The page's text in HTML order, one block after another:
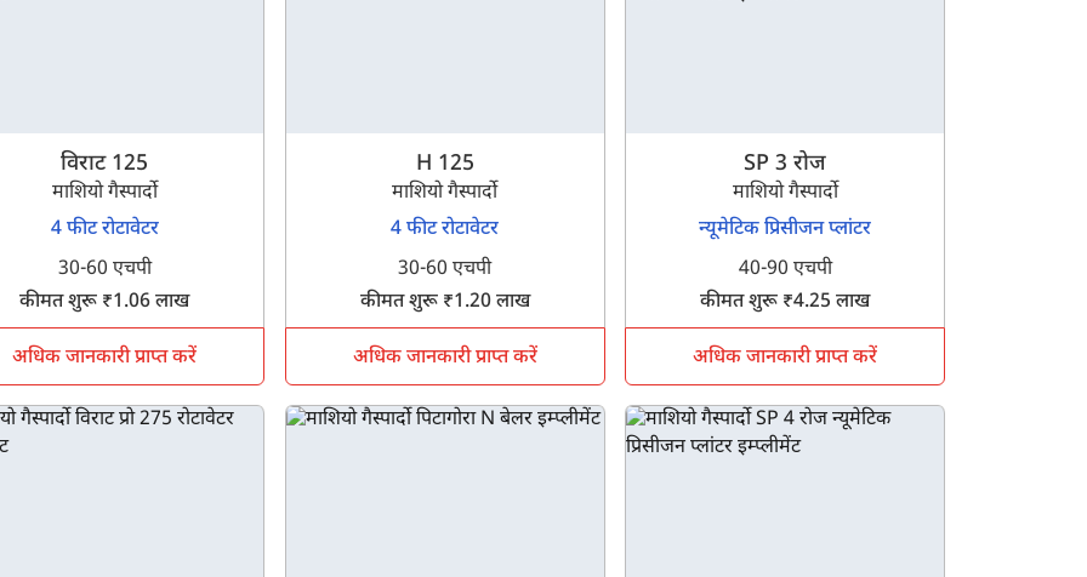
विराट 125
माशियो गैस्पार्दो
4 फीट रोटावेटर
30-60 एचपी
कीमत शुरू ₹1.06 लाख
अधिक जानकारी प्राप्त करें
H 125
माशियो गैस्पार्दो
4 फीट रोटावेटर
30-60 एचपी
कीमत शुरू ₹1.20 लाख
अधिक जानकारी प्राप्त करें
SP 3 रोज
माशियो गैस्पार्दो
न्यूमेटिक प्रिसीजन प्लांटर
40-90 एचपी
कीमत शुरू ₹4.25 लाख
अधिक जानकारी प्राप्त करें